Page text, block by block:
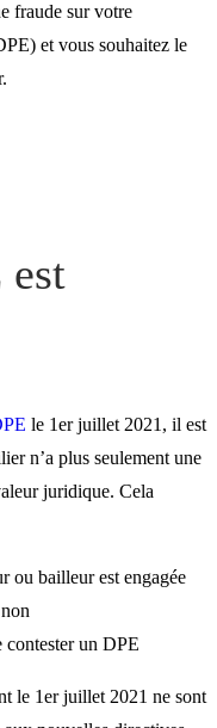
peut-on
autres
les
fraude sur votre
et vous souhaitez le
est
le 1er juillet 2021, il est
n’a plus seulement une
juridique. Cela
ou bailleur est engagée
contester un DPE
le 1er juillet 2021 ne sont